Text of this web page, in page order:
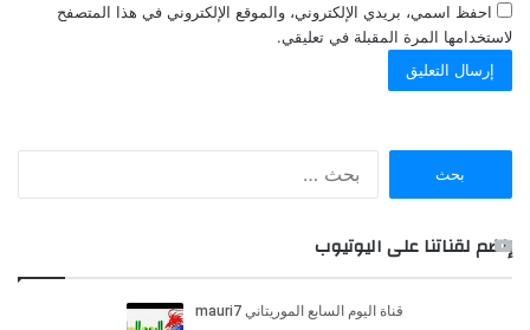
احفظ اسمي، بريدي الإلكتروني، والموقع الإلكتروني في هذا المتصفح
لاستخدامها المرة المقبلة في تعليقي.
ح
ث
ن
إنضم لقناتنا على اليوتيوب